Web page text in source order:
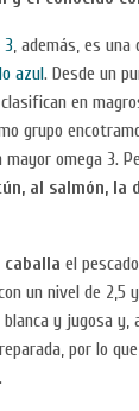
3, además, es una
azul. Desde un
en
grupo
mayor omega 3.
al salmón, la
caballa el
un nivel de 2,5
y jugosa y,
por lo